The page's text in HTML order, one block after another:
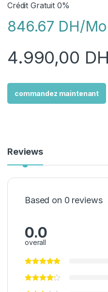
Crédit Gratuit 0%
846.67 DH/
4.990,00 DH
commandez maintenant
Reviews
Based on 0 reviews
0.0
overall